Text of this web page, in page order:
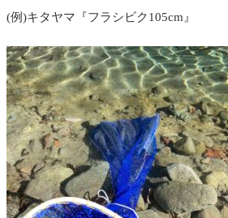
(例)キタヤマ『フラシビク105cm』